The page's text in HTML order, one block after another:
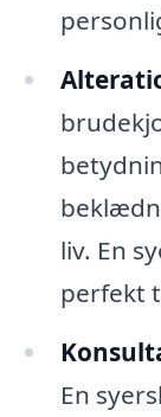
liv. En
perfekt
En